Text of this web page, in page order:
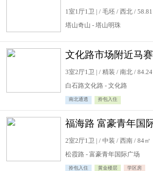
1室1厅1卫 | / 毛坯 / 西北 / 58.81
塔山奇山 - 塔山明珠
3室2厅1卫 | / 精装 / 南北 / 84.24
白石路文化路 - 文化路
南北通透 拎包入住
2室2厅1卫 | / 中装 / 西南 / 84㎡
松霞路 - 富豪青年国际广场
拎包入住 黄金楼层 学区房